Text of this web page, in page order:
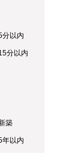
分以内
分以内
築
年以内